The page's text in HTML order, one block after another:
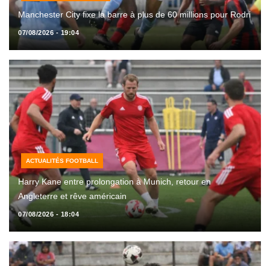
Manchester City fixe la barre à plus de 60 millions pour Rodri
07/08/2026 - 19:04
ACTUALITÉS FOOTBALL
Harry Kane entre prolongation à Munich, retour en
Angleterre et rêve américain
07/08/2026 - 18:04